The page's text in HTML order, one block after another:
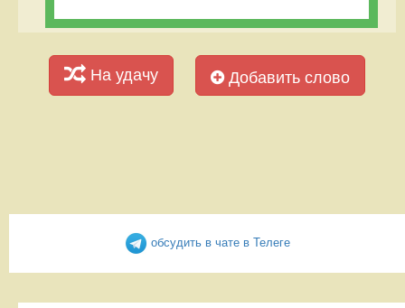
На удачу Добавить слово
обсудить в чате в Телеге